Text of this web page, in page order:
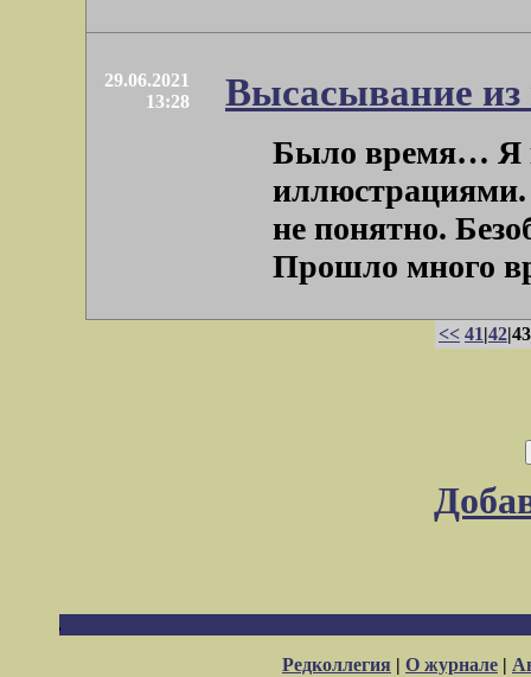
29.06.2021
13:28
Высасывание из
Было время… Я
иллюстрациями.
не понятно.
Прошло много
<< 41|42
Редколлегия | О журнале |